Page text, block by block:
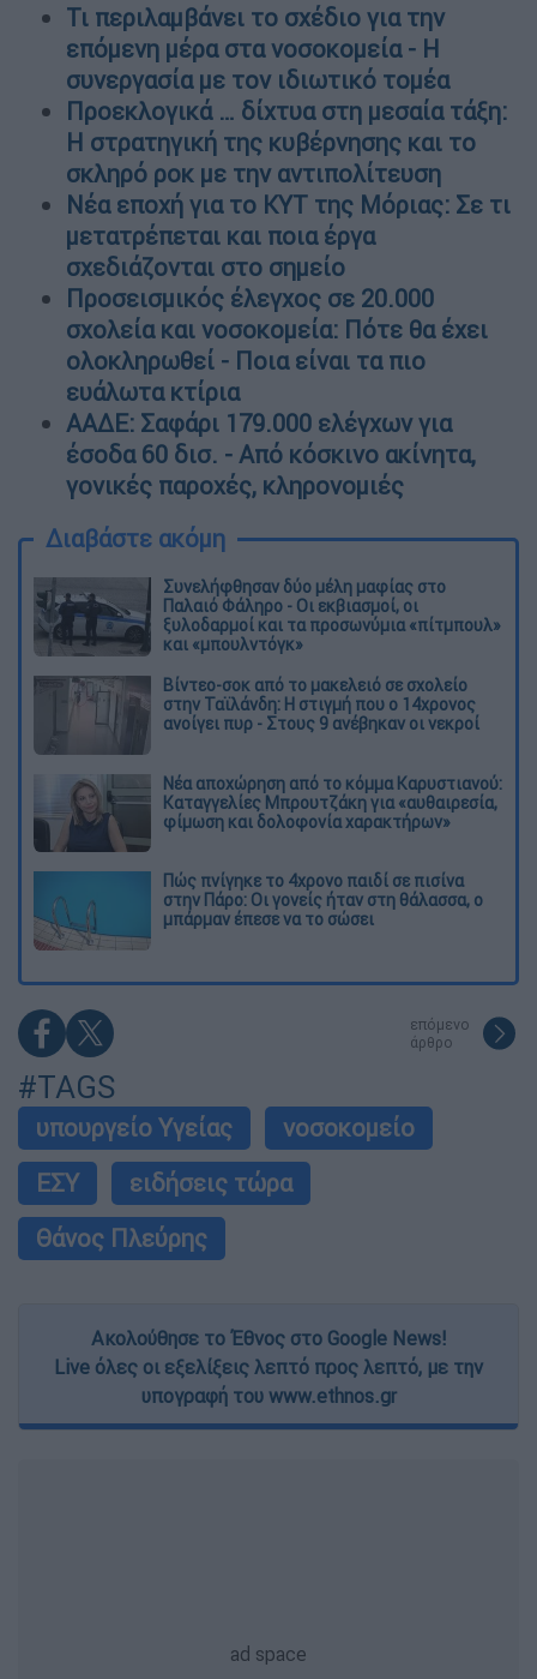
Τι περιλαμβάνει το σχέδιο για την
επόμενη μέρα στα νοσοκομεία - Η
συνεργασία με τον ιδιωτικό τομέα
Προεκλογικά … δίχτυα στη μεσαία τάξη:
Η στρατηγική της κυβέρνησης και το
σκληρό ροκ με την αντιπολίτευση
Νέα εποχή για το ΚΥΤ της Μόριας: Σε τι
μετατρέπεται και ποια έργα
σχεδιάζονται στο σημείο
Προσεισμικός έλεγχος σε 20.000
σχολεία και νοσοκομεία: Πότε θα έχει
ολοκληρωθεί - Ποια είναι τα πιο
ευάλωτα κτίρια
ΑΑΔΕ: Σαφάρι 179.000 ελέγχων για
έσοδα 60 δισ. - Από κόσκινο ακίνητα,
γονικές παροχές, κληρονομιές
Διαβάστε ακόμη
Συνελήφθησαν δύο μέλη μαφίας στο
Παλαιό Φάληρο - Οι εκβιασμοί, οι
ξυλοδαρμοί και τα προσωνύμια «πίτμπουλ»
και «μπουλντόγκ»
Βίντεο-σοκ από το μακελειό σε σχολείο
στην Ταϊλάνδη: Η στιγμή που ο 14χρονος
ανοίγει πυρ - Στους 9 ανέβηκαν οι νεκροί
Νέα αποχώρηση από το κόμμα Καρυστιανού:
Καταγγελίες Μπρουτζάκη για «αυθαιρεσία,
φίμωση και δολοφονία χαρακτήρων»
Πώς πνίγηκε το 4χρονο παιδί σε πισίνα
στην Πάρο: Οι γονείς ήταν στη θάλασσα, ο
μπάρμαν έπεσε να το σώσει
επόμενο
άρθρο
#TAGS
υπουργείο Υγείας
νοσοκομείο
ΕΣΥ
ειδήσεις τώρα
Θάνος Πλεύρης
Ακολούθησε το Έθνος στο Google News!
Live όλες οι εξελίξεις λεπτό προς λεπτό, με την
υπογραφή του www.ethnos.gr